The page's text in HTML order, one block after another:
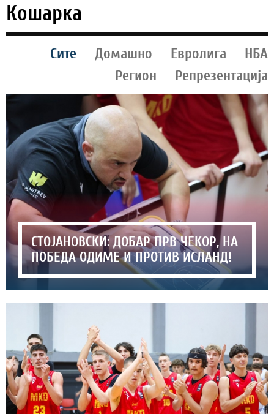
Кошарка
Сите Домашно Евролига
НБА
Регион
Репрезентација
СТОЈАНОВСКИ: ДОБАР ПРВ ЧЕКОР, НА
ПОБЕДА ОДИМЕ И ПРОТИВ ИСЛАНД!